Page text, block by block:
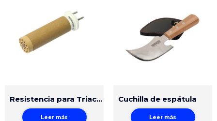
Resistencia para Triac S (modelo antiguo)
Leer más
Cuchilla de espátula
Leer más